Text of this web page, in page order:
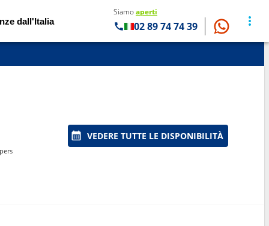
dall'Italia
Siamoaperti
02 89 74 74 39
VEDERE TUTTE LE DISPONIBILITÀ